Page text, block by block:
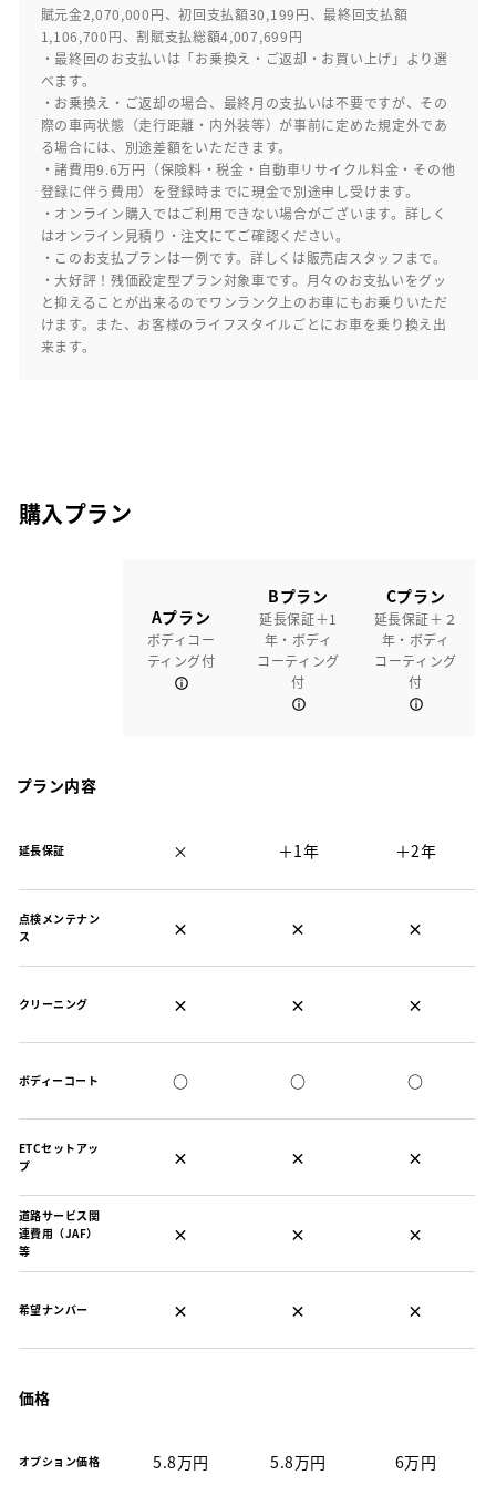
賦元金2,070,000円、初回支払額30,199円、最終回支払額
1,106,700円、割賦支払総額4,007,699円
・最終回のお支払いは「お乗換え・ご返却・お買い上げ」より選
べます。
・お乗換え・ご返却の場合、最終月の支払いは不要ですが、その
際の車両状態（走行距離・内外装等）が事前に定めた規定外であ
る場合には、別途差額をいただきます。
・諸費用9.6万円（保険料・税金・自動車リサイクル料金・その他
登録に伴う費用）を登録時までに現金で別途申し受けます。
・オンライン購入ではご利用できない場合がございます。詳しく
はオンライン見積り・注文にてご確認ください。
・このお支払プランは一例です。詳しくは販売店スタッフまで。
・大好評！残価設定型プラン対象車です。月々のお支払いをグッ
と抑えることが出来るのでワンランク上のお車にもお乗りいただ
けます。また、お客様のライフスタイルごとにお車を乗り換え出
来ます。
購入プラン
Aプラン
ボディコー
ティング付
Bプラン
延長保証＋1
年・ボディ
コーティング
付
Cプラン
延長保証＋２
年・ボディ
コーティング
付
プラン内容
延長保証 × ＋1年 ＋2年
点検メンテナン
ス
× × ×
クリーニング × × ×
ボディーコート ○ ○ ○
ETCセットアッ
プ
× × ×
道路サービス関
連費用（JAF）
等
× × ×
希望ナンバー × × ×
価格
オプション価格 5.8万円 5.8万円 6万円